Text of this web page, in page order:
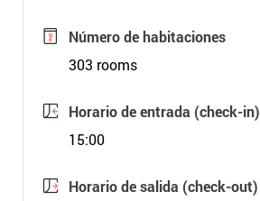
Número de habitaciones
303 rooms
Horario de entrada (check-in)
15:00
Horario de salida (check-out)